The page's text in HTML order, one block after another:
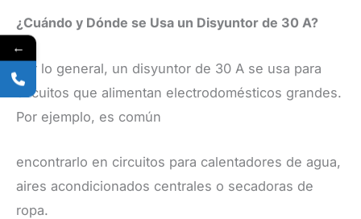
¿Cuándo y Dónde se Usa un Disyuntor de 30 A?
​Por lo general, un disyuntor de 30 A se usa para
circuitos que alimentan electrodomésticos grandes.
Por ejemplo, es común
encontrarlo en circuitos para calentadores de agua,
aires acondicionados centrales o secadoras de
ropa.
←